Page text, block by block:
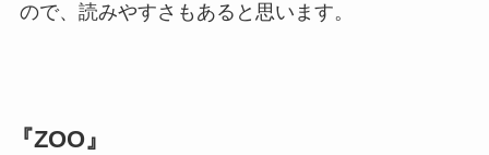
ので、読みやすさもあると思います。
『ZOO』